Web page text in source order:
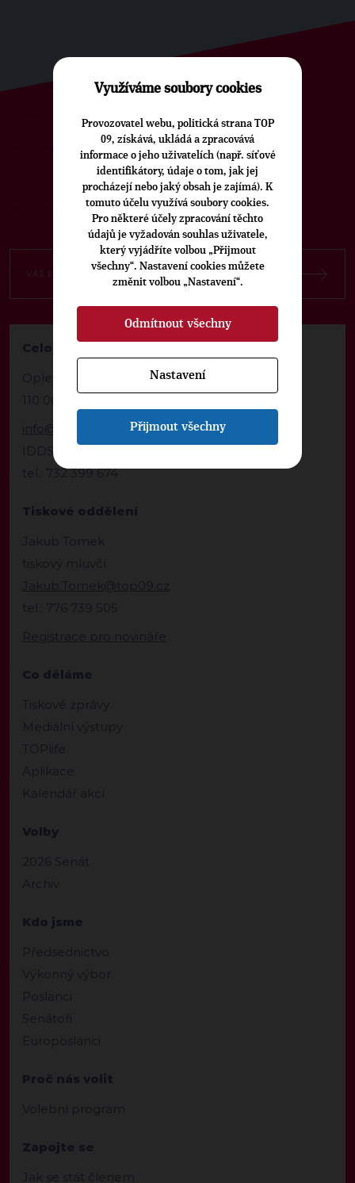
ODEBÍREJTE NÁŠ TOPOVÝ
NEWSLETTER
Celostátní kancelář TOP 09
Opletalova 1603/57
110 00 Praha 1
info@top09.cz
IDDS: 86ttzqc
tel.: 732 399 674
Tiskové oddělení
Jakub Tomek
tiskový mluvčí
Jakub.Tomek@top09.cz
tel.: 776 739 505
Registrace pro novináře
Co děláme
Tiskové zprávy
Mediální výstupy
TOPlife
Aplikace
Kalendář akcí
Volby
2026 Senát
Archiv
Kdo jsme
Předsednictvo
Výkonný výbor
Poslanci
Senátoři
Europoslanci
Proč nás volit
Volební program
Zapojte se
Jak se stát členem
Využíváme soubory cookies
Provozovatel webu, politická strana TOP
09, získává, ukládá a zpracovává
informace o jeho uživatelích (např. síťové
identifikátory, údaje o tom, jak jej
procházejí nebo jaký obsah je zajímá). K
tomuto účelu využívá soubory cookies.
Pro některé účely zpracování těchto
údajů je vyžadován souhlas uživatele,
který vyjádříte volbou „Přijmout
všechny“. Nastavení cookies můžete
změnit volbou „Nastavení“.
Odmítnout všechny
Nastavení
Přijmout všechny